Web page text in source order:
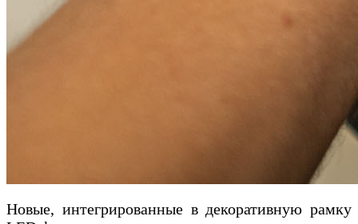
Новые, интегрированные в декоративную рамку